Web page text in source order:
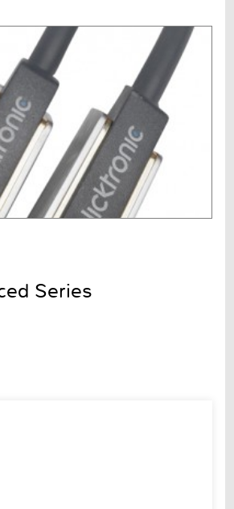
Series